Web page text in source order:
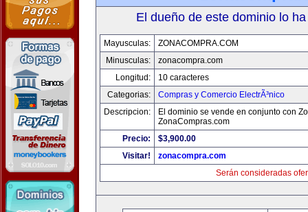
El dueño de este dominio lo
Mayusculas:
ZONACOMPRA.COM
Minusculas:
zonacompra.com
Longitud:
10 caracteres
Categorias:
Compras y Comercio ElectrÃ³nico
Descripcion:
El dominio se vende en conjunto con
ZonaCompras.com
Precio:
$3,900.00
Visitar!
zonacompra.com
Serán consideradas